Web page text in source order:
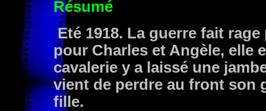
Résumé
Eté 1918. La guerre fait
pour Charles et Angèle, elle
cavalerie y a laissé une
vient de perdre au front son
fille.